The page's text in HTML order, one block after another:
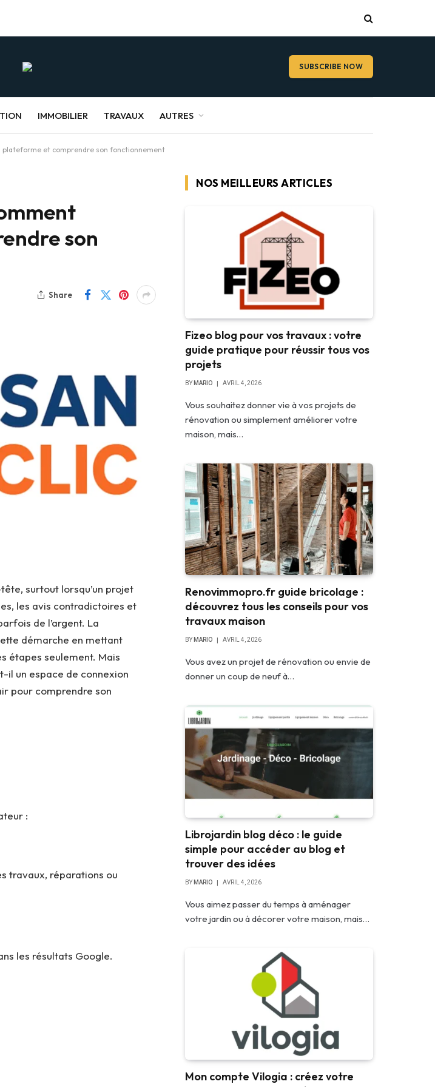
SUBSCRIBE NOW
IMMOBILIER TRAVAUX AUTRES
et comprendre son fonctionnement
son
Share
surtout lorsqu’un projet
les avis contradictoires et
de l’argent. La
démarche en mettant
étapes seulement. Mais
il un espace de connexion
pour comprendre son
:
travaux, réparations ou
les résultats Google.
NOS MEILLEURS ARTICLES
Fizeo blog pour vos travaux : votre
guide pratique pour réussir tous vos
projets
BY MARIO AVRIL 4, 2026
Vous souhaitez donner vie à vos projets de
rénovation ou simplement améliorer votre
maison, mais…
Renovimmopro.fr guide bricolage :
découvrez tous les conseils pour vos
travaux maison
BY MARIO AVRIL 4, 2026
Vous avez un projet de rénovation ou envie de
donner un coup de neuf à…
Librojardin blog déco : le guide
simple pour accéder au blog et
trouver des idées
BY MARIO AVRIL 4, 2026
Vous aimez passer du temps à aménager
votre jardin ou à décorer votre maison, mais…
Mon compte Vilogia : créez votre